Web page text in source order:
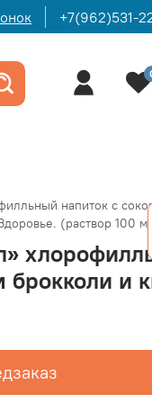
+7(962)531-
напиток с
(раствор 100
брокколи и